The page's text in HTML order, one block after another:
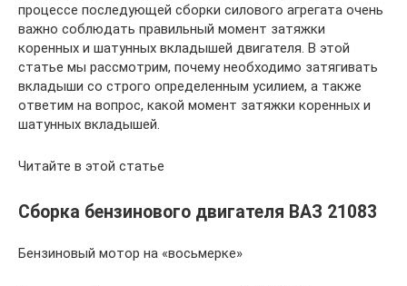
процессе последующей сборки силового агрегата очень
важно соблюдать правильный момент затяжки
коренных и шатунных вкладышей двигателя. В этой
статье мы рассмотрим, почему необходимо затягивать
вкладыши со строго определенным усилием, а также
ответим на вопрос, какой момент затяжки коренных и
шатунных вкладышей.
Читайте в этой статье
Сборка бензинового двигателя ВАЗ 21083
Бензиновый мотор на «восьмерке»